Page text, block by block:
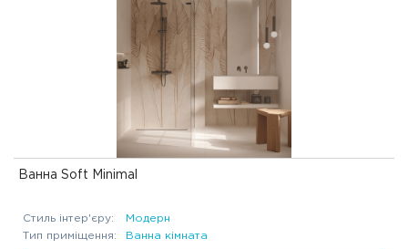
Ванна Soft Minimal
Стиль інтер'єру:
Модерн
Тип приміщення:
Ванна кімната